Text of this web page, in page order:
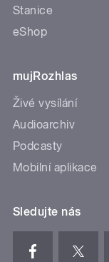
Stanice
eShop
mujRozhlas
Živé vysílání
Audioarchiv
Podcasty
Mobilní aplikace
Sledujte nás